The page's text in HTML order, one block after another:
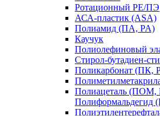
Ротационный PE/ПЭ
АСА-пластик (ASA)
Полиамид (ПА, PA)
Каучук
Полиолефиновый
Стирол-бутадиен-
Поликарбонат (ПК,
Полиацеталь (ПОМ,
Полиформальдегид